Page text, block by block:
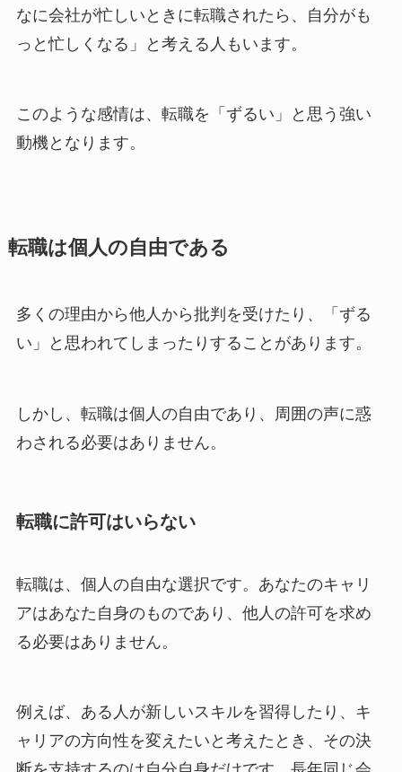
なに会社が忙しいときに転職されたら、自分がも
っと忙しくなる」と考える人もいます。
このような感情は、転職を「ずるい」と思う強い
動機となります。
転職は個人の自由である
多くの理由から他人から批判を受けたり、「ずる
い」と思われてしまったりすることがあります。
しかし、転職は個人の自由であり、周囲の声に惑
わされる必要はありません。
転職に許可はいらない
転職は、個人の自由な選択です。あなたのキャリ
アはあなた自身のものであり、他人の許可を求め
る必要はありません。
例えば、ある人が新しいスキルを習得したり、キ
ャリアの方向性を変えたいと考えたとき、その決